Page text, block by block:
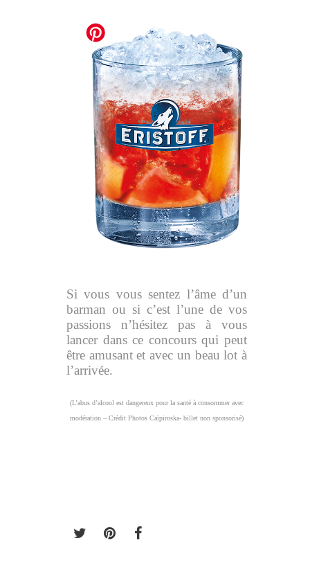
Si vous vous sentez l’âme d’un
barman ou si c’est l’une de vos
passions n’hésitez pas à vous
lancer dans ce concours qui peut
être amusant et avec un beau lot à
l’arrivée.
(L’abus d’alcool est dangereux pour la santé à consommer avec
modération – Crédit Photos Caïpiroska- billet non sponsorisé)